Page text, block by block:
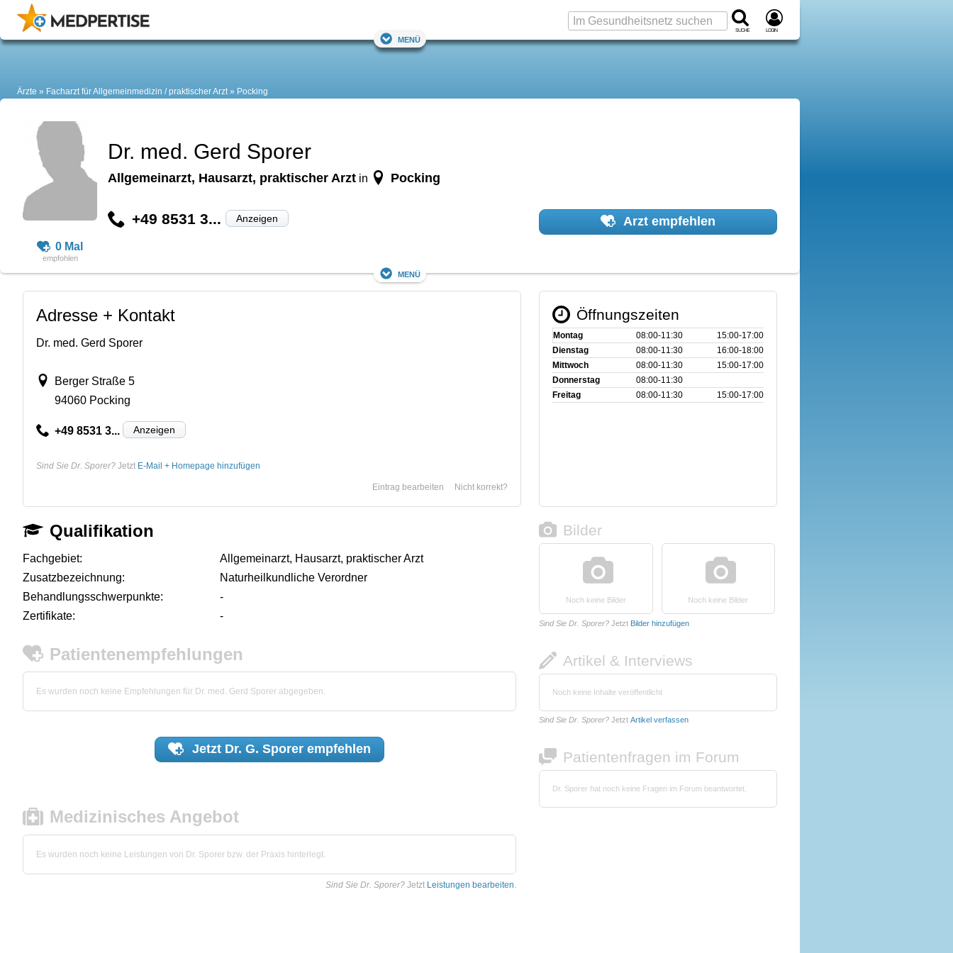
Suche Login
Menü
Ärzte Facharzt für Allgemeinmedizin / praktischer Arzt Pocking
0 Mal
Dr. med. Gerd Sporer
Allgemeinarzt, Hausarzt, praktischer Arzt in Pocking
+49 8531 3... Anzeigen Arzt empfehlen
Menü
Adresse + Kontakt
Dr. med. Gerd Sporer
Berger Straße 5
94060 Pocking
+49 8531 3... Anzeigen
Sind Sie Dr. Sporer? Jetzt E-Mail + Homepage hinzufügen
Nicht korrekt?
Eintrag bearbeiten
Öffnungszeiten
Montag 08:00‑11:30
15:00‑17:00
Dienstag
08:00‑11:30
16:00‑18:00
Mittwoch
08:00‑11:30
15:00‑17:00
Donnerstag
08:00‑11:30
Freitag
08:00‑11:30 15:00‑17:00
Qualifikation
Fachgebiet:
Allgemeinarzt, Hausarzt, praktischer Arzt
Zusatzbezeichnung:
Naturheilkundliche Verordner
Behandlungsschwerpunkte:
-
Zertifikate:
-
Patientenempfehlungen
Es wurden noch keine Empfehlungen für Dr. med. Gerd Sporer abgegeben.
Jetzt Dr. G. Sporerempfehlen
Medizinisches Angebot
Es wurden noch keine Leistungen von Dr. Sporer bzw. der Praxis hinterlegt.
Sind Sie Dr. Sporer? Jetzt Leistungen bearbeiten.
Bilder
Noch keine Bilder Noch keine Bilder
Sind Sie Dr. Sporer? Jetzt Bilder hinzufügen
Artikel & Interviews
Noch keine Inhalte veröffentlicht
Sind Sie Dr. Sporer? Jetzt Artikel verfassen
Patientenfragen im Forum
Dr. Sporer hat noch keine Fragen im Forum beantwortet.